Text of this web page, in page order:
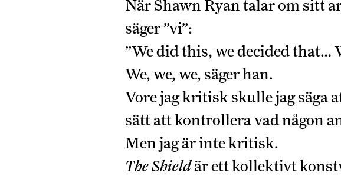
När Shawn Ryan talar om sitt
säger ”vi”:
”We did this, we decided that…
We, we, we, säger han.
Vore jag kritisk skulle jag säga
sätt att kontrollera vad någon
Men jag är inte kritisk.
The Shieldär ett kollektivt